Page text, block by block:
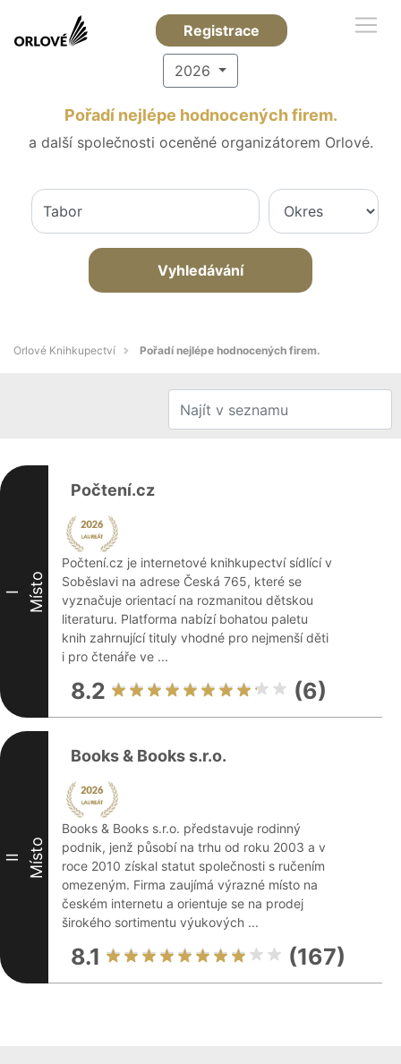
Registrace
2026
Pořadí nejlépe hodnocených firem.
a další společnosti oceněné organizátorem Orlové.
Vyhledávání
Orlové Knihkupectví Pořadí nejlépe hodnocených firem.
I Místo
Počtení.cz
Počtení.cz je internetové knihkupectví sídlící v
Soběslavi na adrese Česká 765, které se
vyznačuje orientací na rozmanitou dětskou
literaturu. Platforma nabízí bohatou paletu
knih zahrnující tituly vhodné pro nejmenší děti
i pro čtenáře ve ...
8.2 (6)
II Místo
Books & Books s.r.o.
Books & Books s.r.o. představuje rodinný
podnik, jenž působí na trhu od roku 2003 a v
roce 2010 získal statut společnosti s ručením
omezeným. Firma zaujímá výrazné místo na
českém internetu a orientuje se na prodej
širokého sortimentu výukových ...
8.1 (167)